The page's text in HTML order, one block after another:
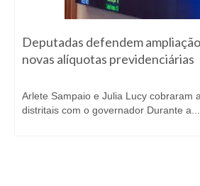
Deputadas defendem
novas alíquotas previdenciárias
Arlete Sampaio e Julia Lucy cobraram
distritais com o governador Durante a...